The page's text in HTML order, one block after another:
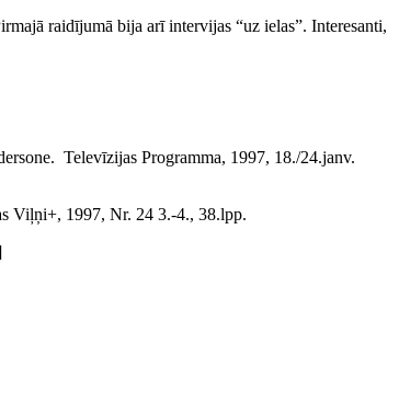
raidījumā bija arī intervijas “uz ielas”. Interesanti,
Televīzijas Programma, 1997, 18./24.janv.
Viļņi+, 1997, Nr. 24 3.-4., 38.lpp.